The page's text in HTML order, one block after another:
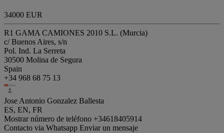
34000 EUR
R1 GAMA CAMIONES 2010 S.L. (Murcia)
c/ Buenos Aires, s/n
Pol. Ind. La Serreta
30500 Molina de Segura
Spain
+34 968 68 75 13
Jose Antonio Gonzalez Ballesta
ES, EN, FR
Mostrar número de teléfono +34618405914
Contacto via Whatsapp Enviar un mensaje